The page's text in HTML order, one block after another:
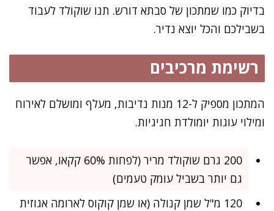
בדיוק כמו שמתכון של סבתא דורש. תנו שוקולד לעבוד
בשבילכם והכל יוצא נדיר.
רשימת מרכיבים
המתכון מספיק ל-12 מנות נדיבות, מעלף ומושלם לאירוח
ומילוי עוגות יומולדת חגיגיות.
200 גרם שוקולד מריר (לפחות 60% קקאו, אפשר
גם יותר בשביל עומק טעמים)
120 מ"ל שמן קנולה (או שמן קוקוס לארומה אגוזית